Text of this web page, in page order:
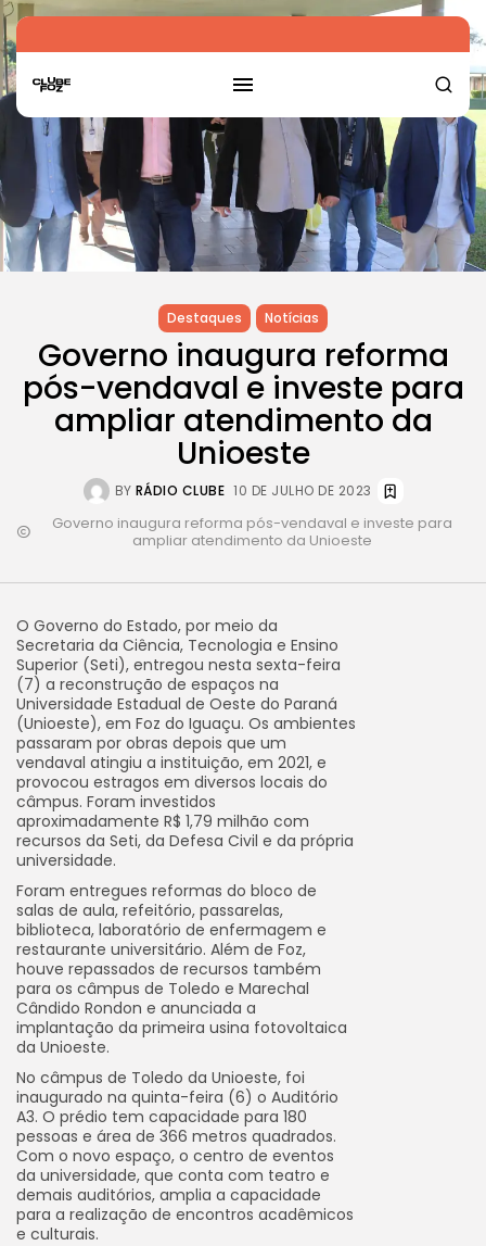
Destaques Notícias
Governo inaugura reforma
pós-vendaval e investe para
ampliar atendimento da
Unioeste
BY RÁDIO CLUBE 10 DE JULHO DE 2023
Governo inaugura reforma pós-vendaval e investe para
ampliar atendimento da Unioeste
O Governo do Estado, por meio da
Secretaria da Ciência, Tecnologia e Ensino
Superior (Seti), entregou nesta sexta-feira
(7) a reconstrução de espaços na
Universidade Estadual de Oeste do Paraná
(Unioeste), em Foz do Iguaçu. Os ambientes
passaram por obras depois que um
vendaval atingiu a instituição, em 2021, e
provocou estragos em diversos locais do
câmpus. Foram investidos
aproximadamente R$ 1,79 milhão com
recursos da Seti, da Defesa Civil e da própria
universidade.
Foram entregues reformas do bloco de
salas de aula, refeitório, passarelas,
biblioteca, laboratório de enfermagem e
restaurante universitário. Além de Foz,
houve repassados de recursos também
para os câmpus de Toledo e Marechal
Cândido Rondon e anunciada a
implantação da primeira usina fotovoltaica
da Unioeste.
No câmpus de Toledo da Unioeste, foi
inaugurado na quinta-feira (6) o Auditório
A3. O prédio tem capacidade para 180
pessoas e área de 366 metros quadrados.
Com o novo espaço, o centro de eventos
da universidade, que conta com teatro e
demais auditórios, amplia a capacidade
para a realização de encontros acadêmicos
e culturais.